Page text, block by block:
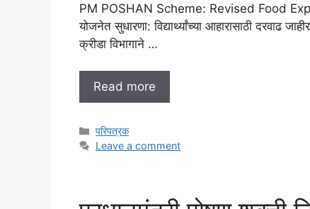
PM POSHAN Scheme: Revised Food
योजनेत सुधारणा: विद्यार्थ्यांच्या आहारासाठी दरवाढ
क्रीडा विभागाने …
Read more
C
a
o
परिपत्रक
Leave a comment